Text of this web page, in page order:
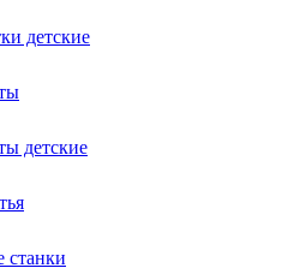
детские
детские
станки